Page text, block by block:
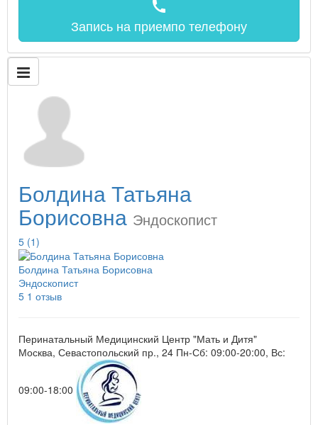
call
Запись на приемпо телефону
Болдина Татьяна
Борисовна Эндоскопист
5 (1)
Болдина Татьяна Борисовна
Эндоскопист
5 1 отзыв
Перинатальный Медицинский Центр "Мать и Дитя"
Москва, Севастопольский пр., 24 Пн-Сб: 09:00-20:00, Вс:
09:00-18:00